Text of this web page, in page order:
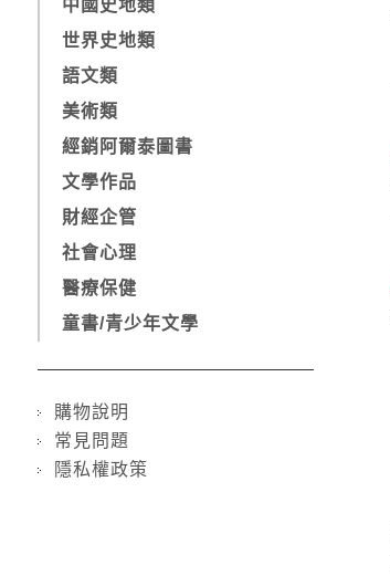
中國史地類
世界史地類
語文類
美術類
經銷阿爾泰圖書
文學作品
財經企管
社會心理
醫療保健
童書/青少年文學
購物說明
常見問題
隱私權政策